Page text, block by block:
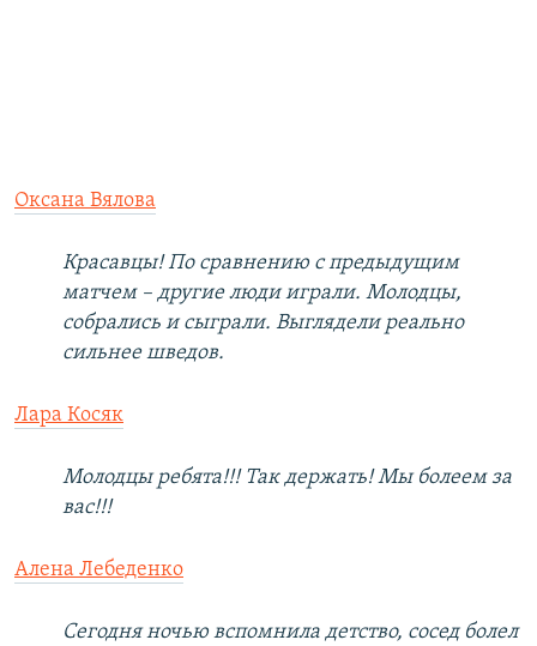
Оксана Вялова
Красавцы! По сравнению с предыдущим
матчем – другие люди играли. Молодцы,
собрались и сыграли. Выглядели реально
сильнее шведов.
Лара Косяк
Молодцы ребята!!! Так держать! Мы болеем за
вас!!!
Алена Лебеденко
Сегодня ночью вспомнила детство, сосед болел